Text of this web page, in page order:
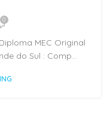
0
MEC Original
do Sul : Comp...